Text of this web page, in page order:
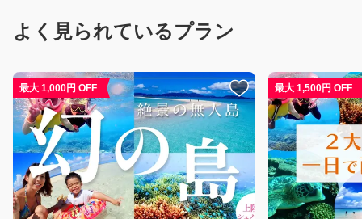
よく見られているプラン
最大 1,000円 OFF 最大 1,500円 OFF